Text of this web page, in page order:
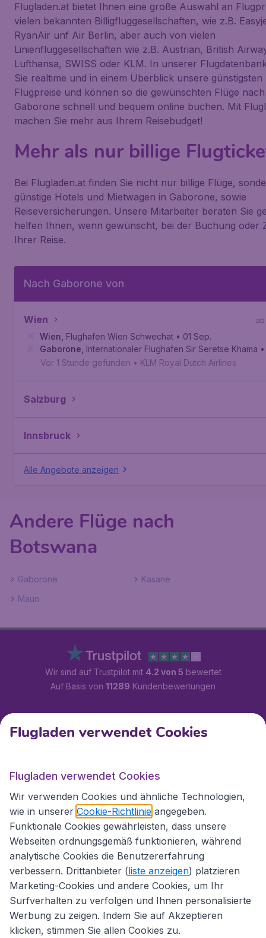
Flugladen.at bietet Ihnen eine große Auswahl an
vielen bekannten Billigfluggesellschaften, wie z.B.
RyanAir unf Air Berlin, aber auch von vielen
Linienfluggesellschaften wie z.B. Austrian, British
Lufthansa, SWISS oder KLM. In unserer
Sie realtime und in einem Überblick unsere günstigsten
Flugpreise und können so die gewünschten Flüge nach
Gaborone schnell und bequem online buchen. Mit
machen Sie mehr aus Ihrem Reisebudget!
Mehr als nur billige
Bei Flugladen.at finden Sie nicht nur billige Flüge,
günstige Hotels und Mietwagen in Gaborone, sowie
Reiseversicherungen. Unsere Mitarbeiter beraten Sie
helfen Ihnen, wenn gewünscht, bei der Buchung oder
Ihrer Reise.
Nach Gaborone von
Wien ab
Wien Flughafen Wien Schwechat • 01 Sep.
Gaborone Internationaler Flughafen Sir Seretse Khama
Vor 1 Stunde gefunden • KLM Royal Dutch Airlines
Salzburg
Innsbruck
Alle Angebote anzeigen
Andere Flüge nach
Botswana
Gaborone
Kasane
Maun
Wir sind auf Trustpilot mit 4.2 von 5 bewertet
Auf Basis von 11289 Kundenbewertungen
Kundenservice
Flugladen.at
Internationale Webseiten
Flugladen verwendet Cookies
Flugladen verwendet Cookies
Wir verwenden Cookies und ähnliche Technologien,
wie in unserer Cookie-Richtlinie angegeben.
Funktionale Cookies gewährleisten, dass unsere
Webseiten ordnungsgemäß funktionieren, während
analytische Cookies die Benutzererfahrung
verbessern. Drittanbieter (liste anzeigen) platzieren
Marketing-Cookies und andere Cookies, um Ihr
Surfverhalten zu verfolgen und Ihnen personalisierte
Werbung zu zeigen. Indem Sie auf Akzeptieren
klicken, stimmen Sie allen Cookies zu.